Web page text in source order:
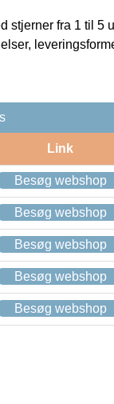
stjerner fra 1 til 5
Link
Besøg webshop
Besøg webshop
Besøg webshop
Besøg webshop
Besøg webshop